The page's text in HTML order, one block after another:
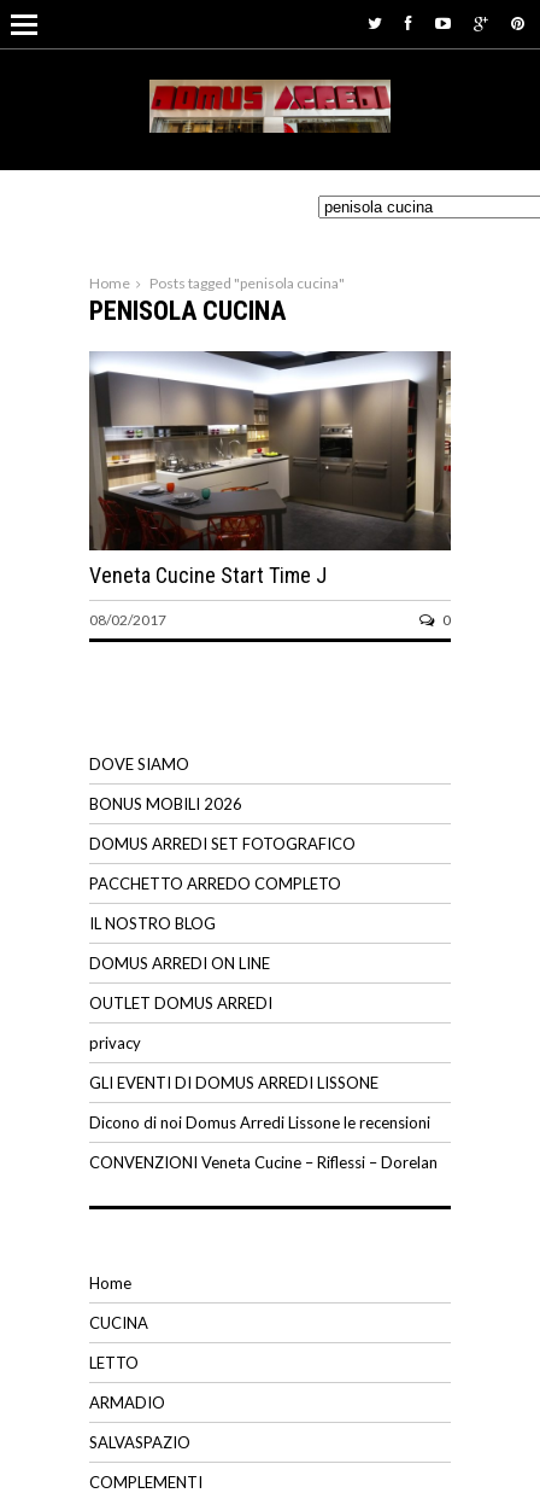
Home Posts tagged "penisola cucina"
PENISOLA CUCINA
Veneta Cucine Start Time J
08/02/2017 0
DOVE SIAMO
BONUS MOBILI 2026
DOMUS ARREDI SET FOTOGRAFICO
PACCHETTO ARREDO COMPLETO
IL NOSTRO BLOG
DOMUS ARREDI ON LINE
OUTLET DOMUS ARREDI
privacy
GLI EVENTI DI DOMUS ARREDI LISSONE
Dicono di noi Domus Arredi Lissone le recensioni
CONVENZIONI Veneta Cucine – Riflessi – Dorelan
Home
CUCINA
LETTO
ARMADIO
SALVASPAZIO
COMPLEMENTI